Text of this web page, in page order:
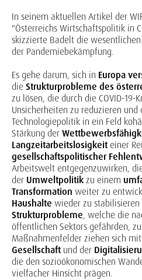
In seinem aktuellen Artikel der
"Österreichs Wirtschaftspolitik in
skizzierte Badelt die
der Pandemiebekämpfung.
Es gehe darum, sich in Europa
dieStrukturprobleme des
zu lösen, die durch die COVID-19-
Unsicherheiten zu reduzieren und
Technologiepolitik in ein Feld
Stärkung der
Langzeitarbeitslosigkeiteiner
gesellschaftspolitischer
Arbeitswelt entgegenzuwirken,
der Umweltpolitikzu einem
Transformation weiter zu
Haushalte wieder zu stabilisieren
Strukturprobleme, welche die
öffentlichen Sektors gefährden,
Maßnahmenfelder ziehen sich
Gesellschaft und der
die den sozioökonomischen
vielfacher Hinsicht prägen.